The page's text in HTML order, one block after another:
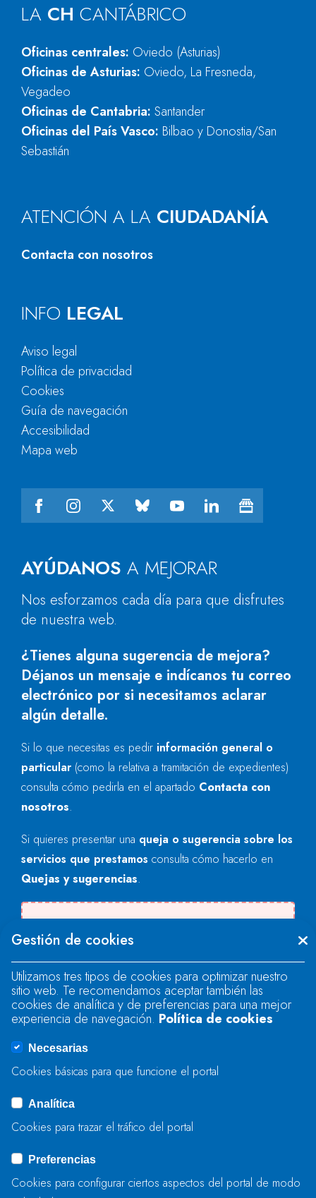
LA CH CANTÁBRICO
Oficinas centrales: Oviedo (Asturias)
Oficinas de Asturias: Oviedo, La Fresneda,
Vegadeo
Oficinas de Cantabria: Santander
Oficinas del País Vasco: Bilbao y Donostia/San
Sebastián
ATENCIÓN A LA CIUDADANÍA
Contacta con nosotros
AYÚDANOS A MEJORAR
Nos esforzamos cada día para que disfrutes
de nuestra web.
¿Tienes alguna sugerencia de mejora?
Déjanos un mensaje e indícanos tu correo
electrónico por si necesitamos aclarar
algún detalle.
Si lo que necesitas es pedir información general o
particular (como la relativa a tramitación de expedientes)
consulta cómo pedirla en el apartado Contacta con
nosotros.
Si quieres presentar una queja o sugerencia sobre los
servicios que prestamos consulta cómo hacerlo en
Quejas y sugerencias.
"text".
Se produjo un error al cargar el campo
"text".
Se produjo un error al cargar el campo
ENVIAR
INFO LEGAL
Aviso legal
Política de privacidad
Cookies
Guía de navegación
Accesibilidad
Mapa web
Gestión de cookies
Utilizamos tres tipos de cookies para optimizar nuestro
sitio web. Te recomendamos aceptar también las
cookies de analítica y de preferencias para una mejor
experiencia de navegación. Política de cookies
Necesarias
Cookies básicas para que funcione el portal
Analítica
Cookies para trazar el tráfico del portal
Preferencias
Cookies para configurar ciertos aspectos del portal de modo